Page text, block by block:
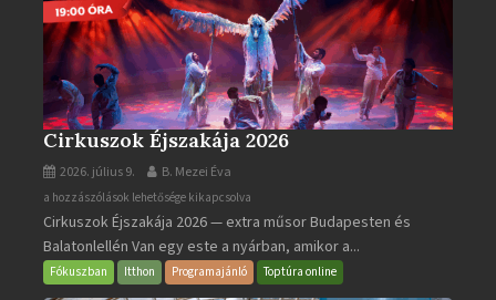
Cirkuszok Éjszakája 2026
2026. július 9. B. Mezei Éva
Cirkuszok
Éjszakája
2026
bejegyzéshez
a hozzászólások lehetősége kikapcsolva
Cirkuszok Éjszakája 2026 — extra műsor Budapesten és
Balatonlellén Van egy este a nyárban, amikor a...
Fókuszban Itthon Programajánló Toptúra online